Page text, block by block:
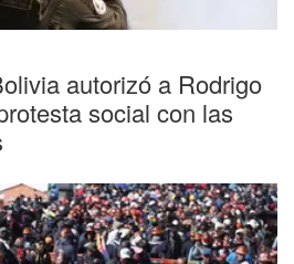
autorizó a Rodrigo
social con las